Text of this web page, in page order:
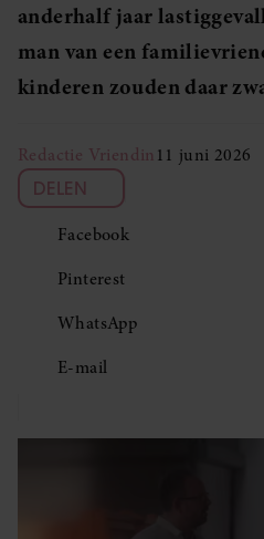
anderhalf jaar
man van een
kinderen zouden daar
Redactie Vriendin11 juni 2026
DELEN
Facebook
Pinterest
WhatsApp
E-mail